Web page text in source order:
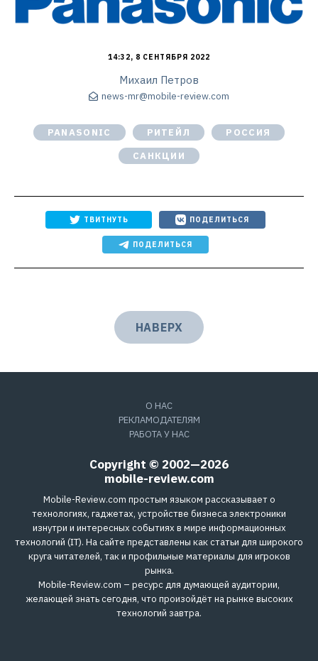
14:32, 8 СЕНТЯБРЯ 2022
Михаил Петров
news-mr@mobile-review.com
PANASONIC РИТЕЙЛ
РОССИЯ
САНКЦИИ
ТВИТНУТЬ ПОДЕЛИТЬСЯ
ПОДЕЛИТЬСЯ
НАВЕРХ
О НАС
РЕКЛАМОДАТЕЛЯМ
РАБОТА У НАС
Copyright © 2002—2026
mobile-review.com
Mobile-Review.com простым языком рассказывает о
технологиях, гаджетах, устройстве бизнеса электроники
изнутри и интересных событиях в мире информационных
технологий (IT). На сайте представлены как статьи для широкого
круга читателей, так и профильные материалы для игроков
рынка.
Mobile-Review.com – ресурс для думающей аудитории,
желающей знать сегодня, что произойдёт на рынке высоких
технологий завтра.